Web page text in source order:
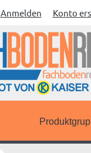
Anmelden Konto